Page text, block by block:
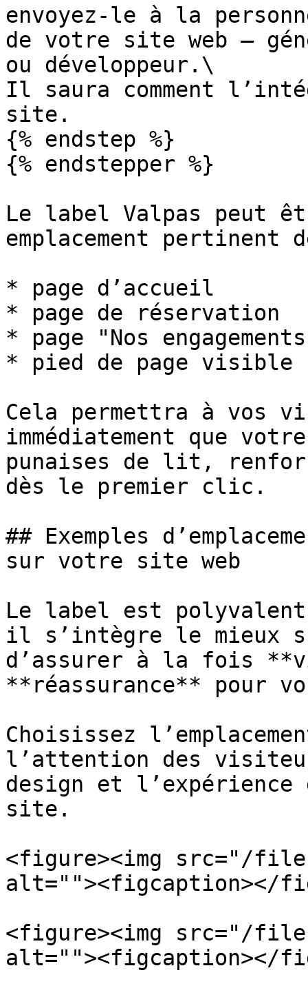
envoyez-le à la
de votre site web —
ou développeur.\
Il saura comment
site.
{% endstep %}
{% endstepper %}
Le label Valpas peut
emplacement
* page d’accueil
* page de réservation
* page "Nos
* pied de page visible
Cela permettra à vos
immédiatement que
punaises de lit,
dès le premier clic.
## Exemples
sur votre site web
Le label est
il s’intègre le mieux
d’assurer à la fois
**réassurance** pour
Choisissez
l’attention des
design et
site.
<figure><img src="/
alt=""><figcaption></
<figure><img src="/files/